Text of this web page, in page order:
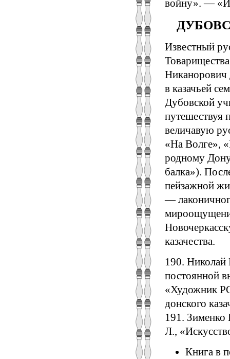
войну». —
Известный
Никанорович
в казачьей
Дубовской
путешествуя
величавую
«На Волге»,
родному
балка»).
пейзажной
—
казачества.
190. Николай
постоянной
«Художник
донского
191.
Л.,
Книга в